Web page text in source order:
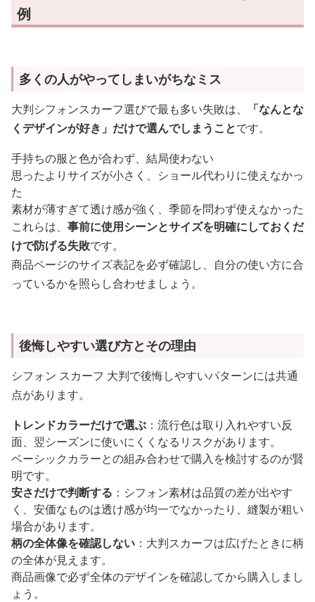
例
多くの人がやってしまいがちなミス
大判シフォンスカーフ選びで最も多い失敗は、
「なんとな
くデザインが好き」だけで選んでしまうことです。
手持ちの服と色が合わず、結局使わない
思ったよりサイズが小さく、ショール代わりに使えなかっ
た
素材が薄すぎて透け感が強く、季節を問わず使えなかった
これらは、 事前に使用シーンとサイズを明確にしておくだ
けで防げる失敗です。
商品ページのサイズ表記を必ず確認し、自分の使い方に合
っているかを照らし合わせましょう。
後悔しやすい選び方とその理由
シフォン スカーフ 大判で後悔しやすいパターンには共通
点があります。
トレンドカラーだけで選ぶ ：流行色は取り入れやすい反
面、翌シーズンに使いにくくなるリスクがあります。
ベーシックカラーとの組み合わせで購入を検討するのが賢
明です。
安さだけで判断する ：シフォン素材は品質の差が出やす
く、安価なものは透け感が均一でなかったり、縫製が粗い
場合があります。
柄の全体像を確認しない ：大判スカーフは広げたときに柄
の全体が見えます。
商品画像で必ず全体のデザインを確認してから購入しまし
ょう。